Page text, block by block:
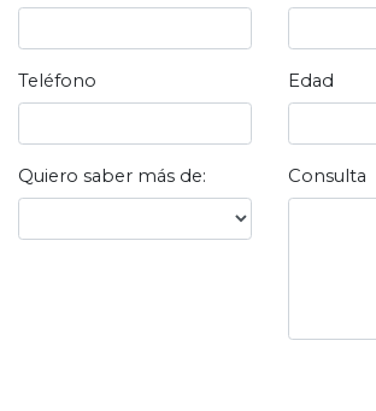
Teléfono Edad
Quiero saber más de: Consulta